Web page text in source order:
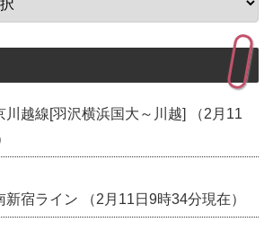
川越線[羽沢横浜国大～川越] （2月11
新宿ライン （2月11日9時34分現在）